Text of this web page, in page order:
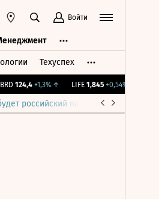
Войти
Техуспех
124,4 +1,3%↑ LIFE 1,845 +0,54%↑
российский парламент